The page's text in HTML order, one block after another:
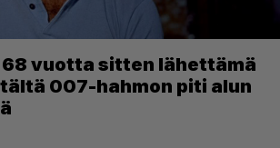
68 vuotta sitten lähettämä
007-hahmon piti alun